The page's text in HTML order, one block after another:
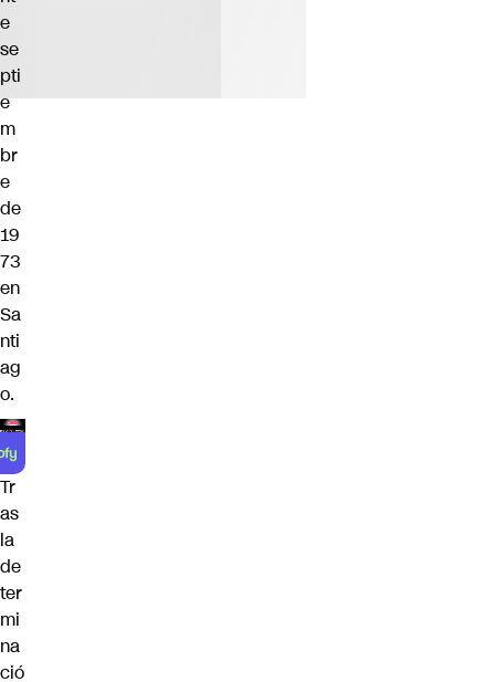
e
se
pti
e
m
br
e
de
19
73
en
Sa
nti
ag
o.
Tr
as
la
de
ter
mi
na
ció